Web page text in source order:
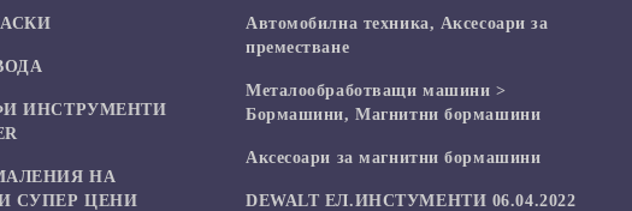
ИНСТРУМЕНТИ
НА
СУПЕР ЦЕНИ
Автомобилна техника, Аксесоари за
преместване
Mеталообработващи машини >
Бормашини, Магнитни бормашини
Аксесоари за магнитни бормашини
DEWALT ЕЛ.ИНСТУМЕНТИ 06.04.2022